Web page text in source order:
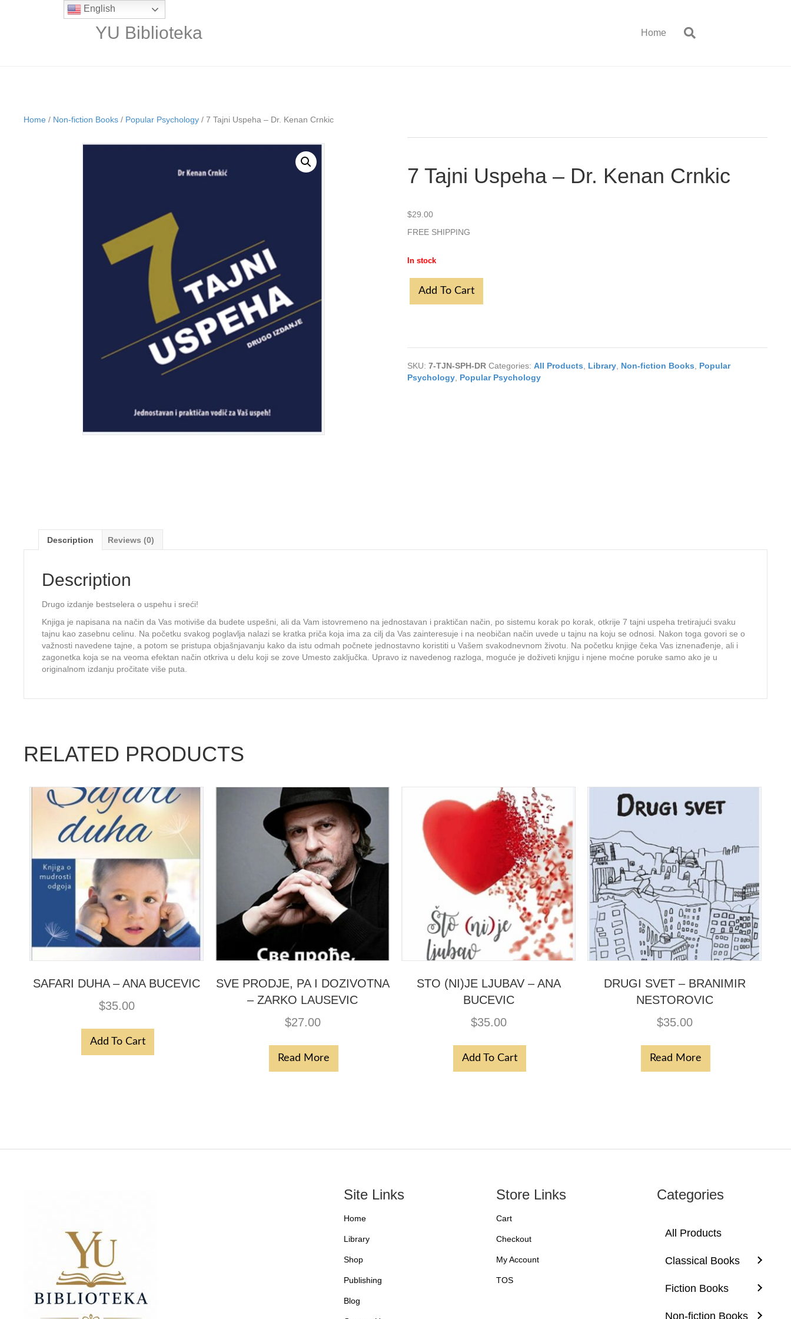
YU Biblioteka Home
Home / Non-fiction Books / Popular Psychology / 7 Tajni Uspeha – Dr. Kenan Crnkic
7 Tajni Uspeha – Dr. Kenan Crnkic
$29.00
FREE SHIPPING
In stock
Tajni
Uspeha
quantity
Add To Cart
SKU: 7-TJN-SPH-DR Categories: All Products Library Non-fiction Books
Popular
Psychology Popular Psychology
Description Reviews (0)
Description
Drugo izdanje bestselera o uspehu i sreći!
Knjiga je napisana na način da Vas motiviše da budete uspešni, ali da Vam istovremeno na jednostavan i praktičan način, po sistemu korak po korak, otkrije 7 tajni uspeha tretirajući svaku
tajnu kao zasebnu celinu. Na početku svakog poglavlja nalazi se kratka priča koja ima za cilj da Vas zainteresuje i na neobičan način uvede u tajnu na koju se odnosi. Nakon toga govori se o
važnosti navedene tajne, a potom se pristupa objašnjavanju kako da istu odmah počnete jednostavno koristiti u Vašem svakodnevnom životu. Na početku knjige čeka Vas iznenađenje, ali i
zagonetka koja se na veoma efektan način otkriva u delu koji se zove Umesto zaključka. Upravo iz navedenog razloga, moguće je doživeti knjigu i njene moćne poruke samo ako je u
originalnom izdanju pročitate više puta.
RELATED PRODUCTS
SAFARI DUHA – ANA BUCEVIC
$35.00
Add To Cart
SVE PRODJE, PA I DOZIVOTNA
– ZARKO LAUSEVIC
$27.00
Read More
STO (NI)JE LJUBAV – ANA
BUCEVIC
$35.00
Add To Cart
DRUGI SVET – BRANIMIR
NESTOROVIC
$35.00
Read More
Site Links
Home
Library
Shop
Publishing
Blog
Store Links
Cart
Checkout
My Account
TOS
Categories
All Products
Classical Books
Fiction Books
Non-fiction Books
English